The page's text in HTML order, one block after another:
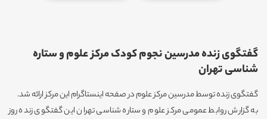
گفتگوی زنده مدرسین نجوم کودک مرکز علوم و ستاره
شناسی تهران
گفتگوی زنده توسط مدرسین مرکز علوم در صفحه اینستاگرام این مرکز ارائه شد.
به گزارش روابط عمومی مرکز علوم و ستاره شناسی تهران این گفتگوی زنده روز